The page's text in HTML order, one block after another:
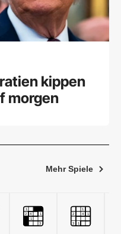
kippen
morgen
Mehr Spiele